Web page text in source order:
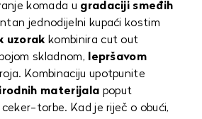
komada u gradaciji smeđih
jednodijelni kupaći kostim
uzorak kombinira cut out
skladnom,
lepršavom
Kombinaciju upotpunite
materijala poput
torbe. Kad je riječ o obući,